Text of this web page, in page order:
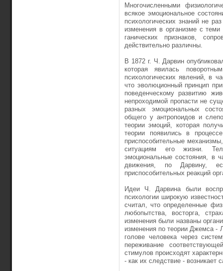
Многочисленными
всякое эмоциональное
психологических знаний не
изменения в ор­ганизме с
ганических признаков,
действительно различны.
В 1872 г. Ч. Дарвин
которая явилась
психологических явлений, в
что эволюционный принцип
поведенческому развитию
непроходимой пропасти не
разных эмоциональных
общего у антропоидов и
теории эмоций, кото­рая
теории появились в
приспособительные
ситуациям его жизни.
эмоциональные состояния, в
движения, по Дарвину,
приспособительных реакций
Идеи Ч. Дарвина были
психологии широкую
считал, что определенные
любопытства, вос­торга,
измене­ния были названы
изменения по теории Джемса -
голове человека через
переживание
стиму­лов происходят
- как их следствие - возникает